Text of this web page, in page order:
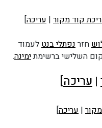
קוד מקור | עריכה]
חזרנפתלי בנטלעמוד
השלישי ברשימתימינה.
| עריכה]
| עריכה]